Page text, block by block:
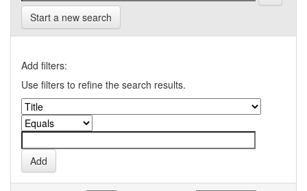
Start a new search
Add filters:
Use filters to refine the search results.